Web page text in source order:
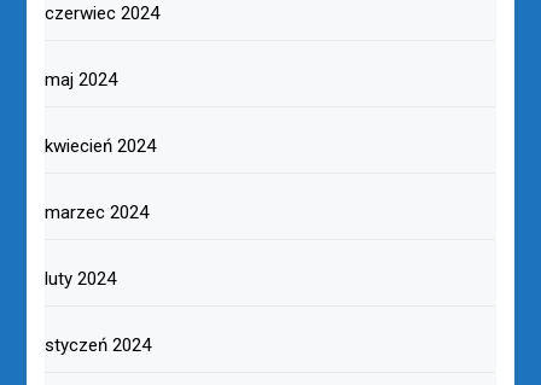
czerwiec 2024
maj 2024
kwiecień 2024
marzec 2024
luty 2024
styczeń 2024